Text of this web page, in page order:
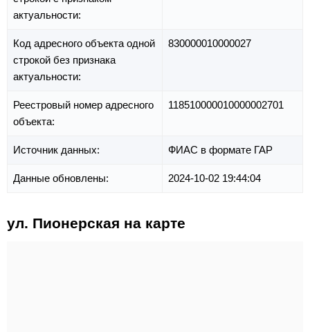
актуальности:
Код адресного объекта одной
строкой без признака
актуальности:
830000010000027
Реестровый номер адресного
объекта:
118510000010000002701
Источник данных: ФИАС в формате ГАР
Данные обновлены: 2024-10-02 19:44:04
ул. Пионерская на карте